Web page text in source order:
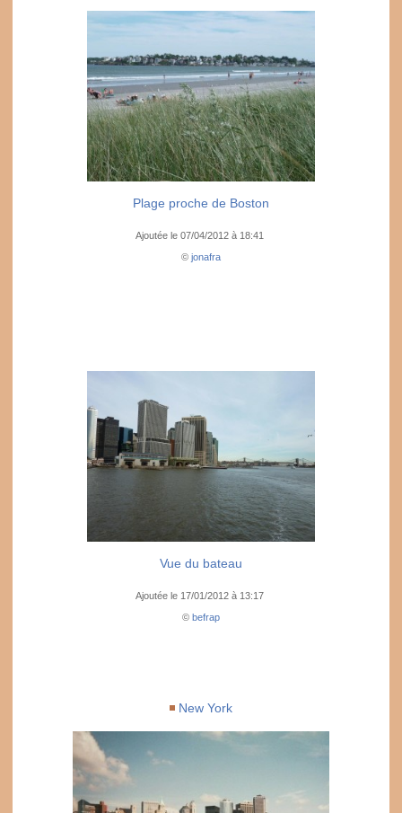
Plage proche de Boston
Ajoutée le 07/04/2012 à 18:41
© jonafra
Vue du bateau
Ajoutée le 17/01/2012 à 13:17
© befrap
New York